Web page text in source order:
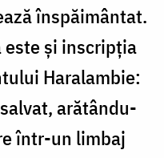
înspăimântat.
și inscripția
Haralambie:
arătându-
într-un limbaj